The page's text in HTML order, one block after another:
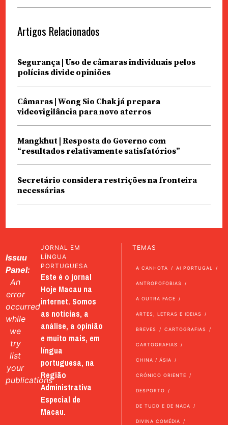
Artigos Relacionados
Segurança | Uso de câmaras individuais pelos
polícias divide opiniões
Câmaras | Wong Sio Chak já prepara
videovigilância para novo aterros
Mangkhut | Resposta do Governo com
“resultados relativamente satisfatórios”
Secretário considera restrições na fronteira
necessárias
Issuu
Panel:
An
error
occurred
while
we
try
list
your
publications
JORNAL EM
LÍNGUA
PORTUGUESA
Este é o jornal
Hoje Macau na
internet. Somos
as notícias, a
análise, a opinião
e muito mais, em
língua
portuguesa, na
Região
Administrativa
Especial de
Macau.
TEMAS
A CANHOTA AI PORTUGAL
ANTROPOFOBIAS
A OUTRA FACE
ARTES, LETRAS E IDEIAS
BREVES CARTOGRAFIAS
CARTOGRAFIAS
CHINA / ÁSIA
CRÓNICO ORIENTE
DESPORTO
DE TUDO E DE NADA
DIVINA COMÉDIA